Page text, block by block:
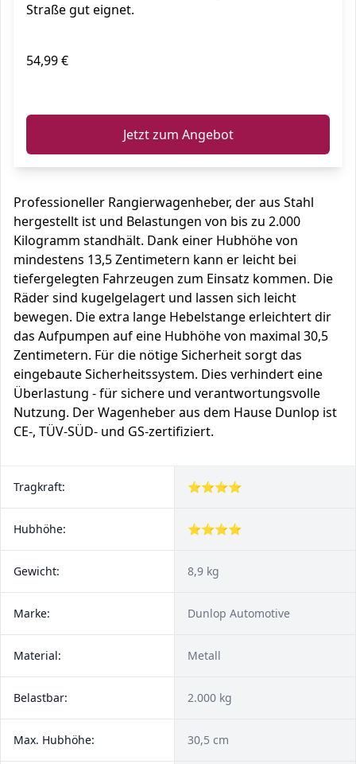
Straße gut eignet.
54,99 €
Jetzt zum Angebot
Professioneller Rangierwagenheber, der aus Stahl
hergestellt ist und Belastungen von bis zu 2.000
Kilogramm standhält. Dank einer Hubhöhe von
mindestens 13,5 Zentimetern kann er leicht bei
tiefergelegten Fahrzeugen zum Einsatz kommen. Die
Räder sind kugelgelagert und lassen sich leicht
bewegen. Die extra lange Hebelstange erleichtert dir
das Aufpumpen auf eine Hubhöhe von maximal 30,5
Zentimetern. Für die nötige Sicherheit sorgt das
eingebaute Sicherheitssystem. Dies verhindert eine
Überlastung - für sichere und verantwortungsvolle
Nutzung. Der Wagenheber aus dem Hause Dunlop ist
CE-, TÜV-SÜD- und GS-zertifiziert.
Tragkraft: ⭐⭐⭐⭐
Hubhöhe: ⭐⭐⭐⭐
Gewicht: 8,9 kg
Marke: Dunlop Automotive
Material: Metall
Belastbar: 2.000 kg
Max. Hubhöhe: 30,5 cm